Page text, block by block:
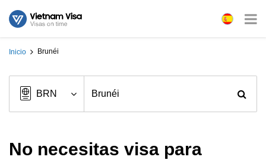
Inicio Brunéi
No necesitas visa para